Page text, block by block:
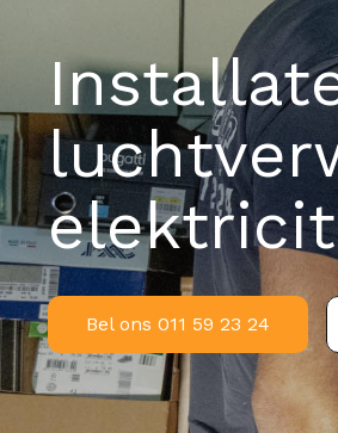
Bel ons 011 59 23 24